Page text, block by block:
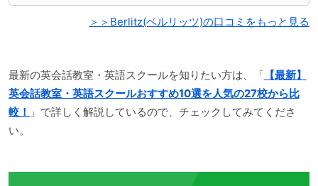
＞＞Berlitz(ベルリッツ)の口コミをもっと見る
最新の英会話教室・英語スクールを知りたい方は、「 【最新】
英会話教室・英語スクールおすすめ10選を人気の27校から比
較！ 」で詳しく解説しているので、チェックしてみてくださ
い。